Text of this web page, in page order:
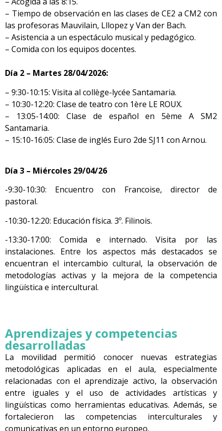
– Tiempo de observación en las clases de CE2 a CM2 con
las profesoras Mauvilain, Lllopez y Van der Bach.
– Asistencia a un espectáculo musical y pedagógico.
– Comida con los equipos docentes.
Día 2 – Martes 28/04/2026:
– 9:30-10:15: Visita al collège-lycée Santamaria.
– 10:30-12:20: Clase de teatro con 1ère LE ROUX.
– 13:05-14:00: Clase de español en 5ème A SM2
Santamaria.
– 15:10-16:05: Clase de inglés Euro 2de SJ11 con Arnou.
Día 3 – Miércoles 29/04/26
-9:30-10:30: Encuentro con Francoise, director de
pastoral.
-10:30-12:20: Educación física. 3º. Filinois.
-13:30-17:00: Comida e internado. Visita por las
instalaciones. Entre los aspectos más destacados se
encuentran el intercambio cultural, la observación de
metodologías activas y la mejora de la competencia
lingüística e intercultural.
Aprendizajes y competencias
desarrolladas
La movilidad permitió conocer nuevas estrategias
metodológicas aplicadas en el aula, especialmente
relacionadas con el aprendizaje activo, la observación
entre iguales y el uso de actividades artísticas y
lingüísticas como herramientas educativas. Además, se
fortalecieron las competencias interculturales y
comunicativas en un entorno europeo.